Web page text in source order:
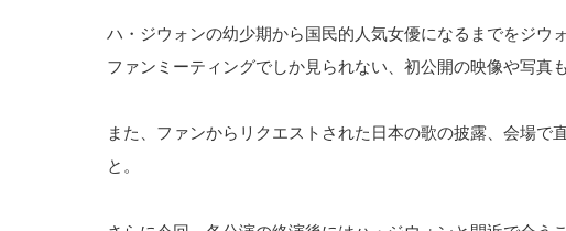
ハ・ジウォンの幼少期から国民的人気女優になるまでをジウ
ファンミーティングでしか見られない、初公開の映像や写真
また、ファンからリクエストされた日本の歌の披露、会場
と。